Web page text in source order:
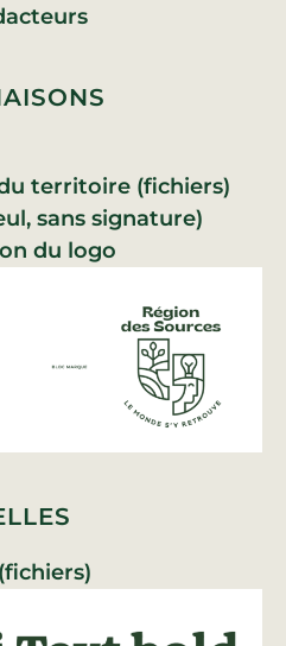
territoire (fichiers)
sans signature)
du logo